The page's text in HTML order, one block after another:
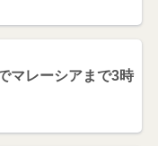
マレーシアまで3時